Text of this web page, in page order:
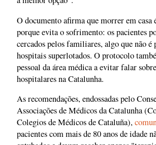
O documento afirma que morrer em casa
porque evita o sofrimento: os pacientes
cercados pelos familiares, algo que não é
hospitais superlotados. O protocolo
pessoal da área médica a evitar falar
hospitalares na Catalunha.
As recomendações, endossadas pelo
Associações de Médicos da Catalunha
Colegios de Médicos de Cataluña),
pacientes com mais de 80 anos de idade